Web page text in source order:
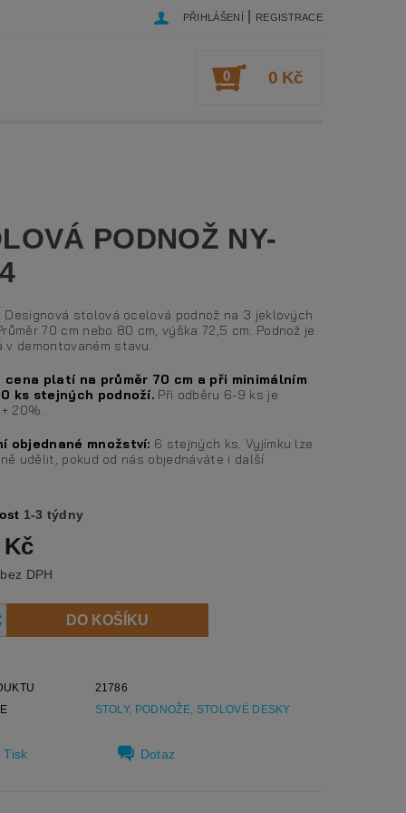
PŘIHLÁŠENÍ REGISTRACE
0 0 Kč
PODNOŽ NY-
Designová stolová ocelová podnož na 3 jeklových
70 cm nebo 80 cm, výška 72,5 cm. Podnož je
v demontovaném stavu.
cena platí na průměr 70 cm a při minimálním
ks stejných podnoží. Při odběru 6-9 ks je
20%.
objednané množství: 6 stejných ks. Vyjímku lze
udělit, pokud od nás objednáváte i další
1-3 týdny
Kč
2 040 Kč bez DPH
21786
STOLY, PODNOŽE, STOLOVÉ DESKY
Tisk Dotaz